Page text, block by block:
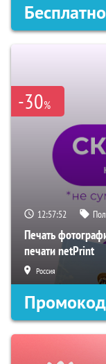
Бесплатно
-30%
12:57:51
Печать
печати netPrint
Россия
Промокод